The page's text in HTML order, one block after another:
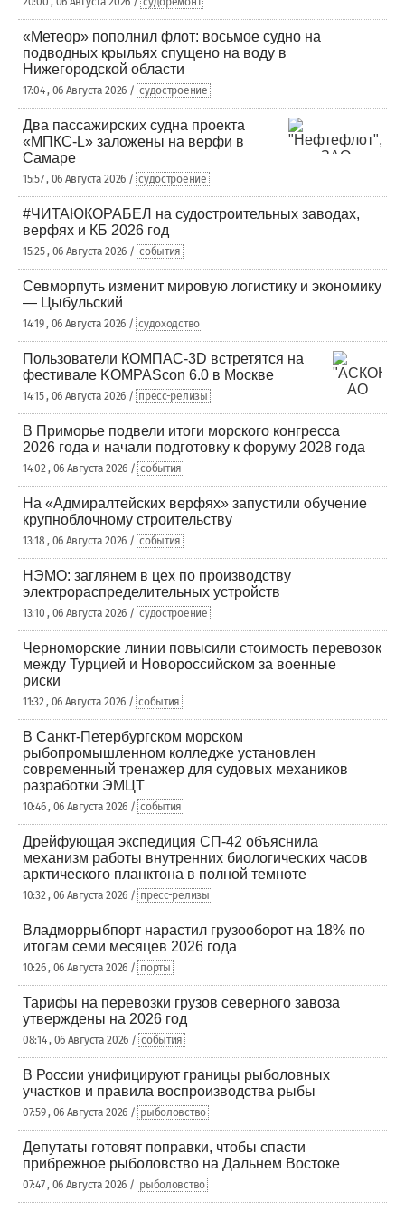
«Метеор» пополнил флот: восьмое судно на
подводных крыльях спущено на воду в
Нижегородской области
17:04 , 06 Августа 2026 / судостроение
Два пассажирских судна проекта
«МПКС-L» заложены на верфи в
Самаре
15:57 , 06 Августа 2026 / судостроение
#ЧИТАЮКОРАБЕЛ на судостроительных заводах,
верфях и КБ 2026 год
15:25 , 06 Августа 2026 / события
Севморпуть изменит мировую логистику и экономику
— Цыбульский
14:19 , 06 Августа 2026 / судоходство
Пользователи КОМПАС-3D встретятся на
фестивале KOMPAScon 6.0 в Москве
14:15 , 06 Августа 2026 / пресс-релизы
В Приморье подвели итоги морского конгресса
2026 года и начали подготовку к форуму 2028 года
14:02 , 06 Августа 2026 / события
На «Адмиралтейских верфях» запустили обучение
крупноблочному строительству
13:18 , 06 Августа 2026 / события
НЭМО: заглянем в цех по производству
электрораспределительных устройств
13:10 , 06 Августа 2026 / судостроение
Черноморские линии повысили стоимость перевозок
между Турцией и Новороссийском за военные
риски
11:32 , 06 Августа 2026 / события
В Санкт-Петербургском морском
рыбопромышленном колледже установлен
современный тренажер для судовых механиков
разработки ЭМЦТ
10:46 , 06 Августа 2026 / события
Дрейфующая экспедиция СП-42 объяснила
механизм работы внутренних биологических часов
арктического планктона в полной темноте
10:32 , 06 Августа 2026 / пресс-релизы
Владморрыбпорт нарастил грузооборот на 18% по
итогам семи месяцев 2026 года
10:26 , 06 Августа 2026 / порты
Тарифы на перевозки грузов северного завоза
утверждены на 2026 год
08:14 , 06 Августа 2026 / события
В России унифицируют границы рыболовных
участков и правила воспроизводства рыбы
07:59 , 06 Августа 2026 / рыболовство
Депутаты готовят поправки, чтобы спасти
прибрежное рыболовство на Дальнем Востоке
07:47 , 06 Августа 2026 / рыболовство